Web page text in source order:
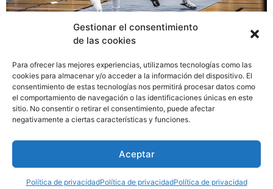
Gestionar el consentimiento
de las cookies
Para ofrecer las mejores experiencias, utilizamos tecnologías como las
cookies para almacenar y/o acceder a la información del dispositivo. El
consentimiento de estas tecnologías nos permitirá procesar datos como
el comportamiento de navegación o las identificaciones únicas en este
sitio. No consentir o retirar el consentimiento, puede afectar
negativamente a ciertas características y funciones.
Aceptar
Política de privacidadPolítica de privacidadPolítica de privacidad
La asociación de esgrima de los Estados Unidos “USA
FENCING ASSOCIATION” publicó el listado de los
mejores esgrimistas universitarios NCAA del país de la
temporada, siendo el panameño Julio Arias Petterson
uno de ellos en la categoría “First Team DIV III” de
NCAA (National Collegiate Athletic Association),
Unidos. Arias Petterson estudia y entrena en Drew
University en Nueva Jersey, Estados Unidos.